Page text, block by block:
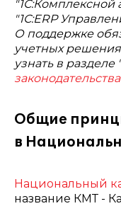
"1С:Комплексной
"1С:ERP
О поддержке
учетных
узнать в
Общие
в
Национальный
название КМТ -